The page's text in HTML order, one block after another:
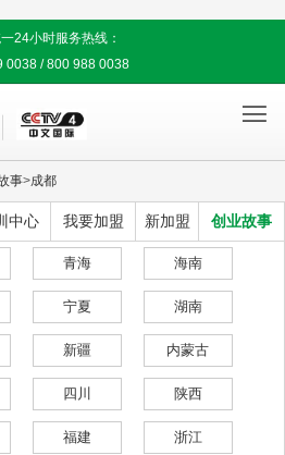
24小时服务热线：
0038 / 800 988 0038

事>成都
中心 我要加盟 新加盟 创业故事
青海 海南
宁夏 湖南
新疆 内蒙古
四川 陕西
福建 浙江